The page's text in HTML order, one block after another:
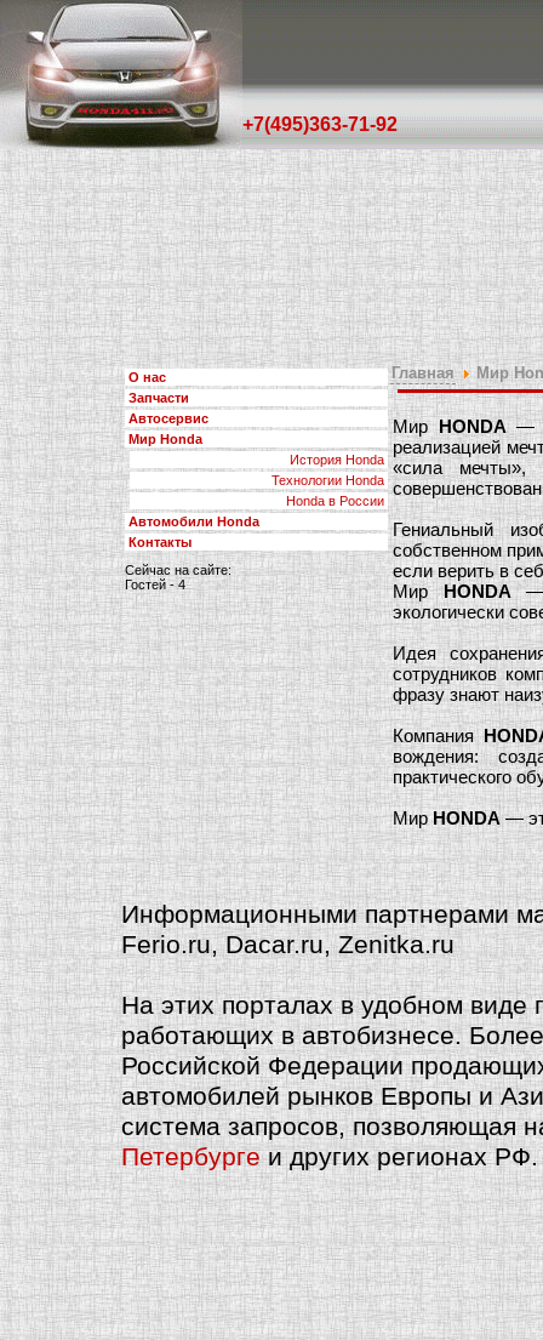
+7(495)363-71-92
О нас
Запчасти
Автосервис
Мир Honda
История Honda
Технологии Honda
Honda в Росcии
Автомобили Honda
Контакты
Сейчас на сайте:
Гостей - 4
Главная Мир
МирHONDA—
реализацией
«сила мечты»,
Гениальный
собственном
если верить в
МирHONDA —
экологически
Идея
сотрудников
фразу знают
Компания
вождения:
практического
МирHONDA—
Информационными партнерами
Ferio.ru, Dacar.ru, Zenitka.ru
На этих порталах в удобном
работающих в автобизнесе.
Российской Федерации
автомобилей рынков Европы и
система запросов, позволяющая
Петербургеи других регионах РФ.